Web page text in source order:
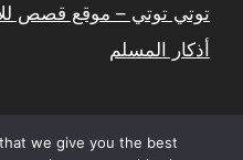
توتي توتي – موقع قصص
أذكار المسلم
we give you the best